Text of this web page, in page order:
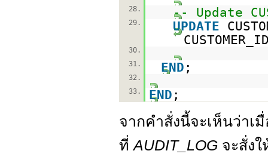
28.
-- Update
29. UPDATE
30.
31.
END ;
32.
33.
END ;
จากคำสั่งนี้จะเห็นว่าเ
ที่AUDIT_LOG จะสั่ง